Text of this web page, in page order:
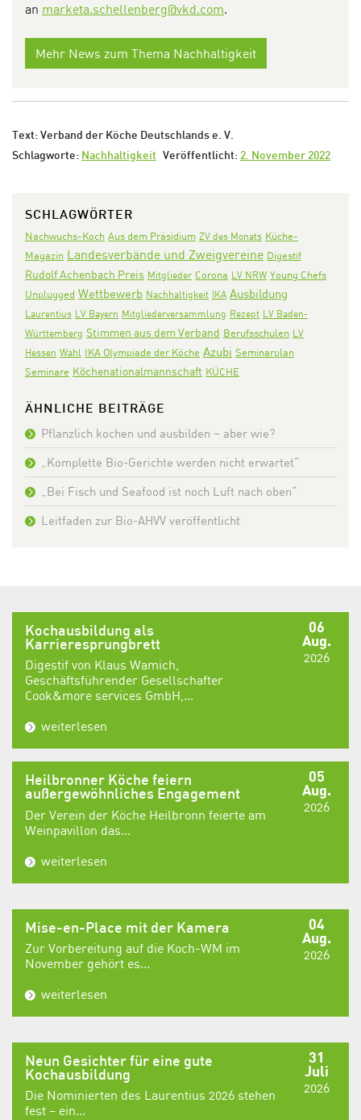
an marketa.schellenberg@vkd.com.
Mehr News zum Thema Nachhaltigkeit
Text: Verband der Köche Deutschlands e. V.
Schlagworte: Nachhaltigkeit Veröffentlicht: 2. November 2022
SCHLAGWÖRTER
Nachwuchs-Koch Aus dem Präsidium ZV des Monats Küche-
Magazin Landesverbände und Zweigvereine Digestif
Rudolf Achenbach Preis Mitglieder Corona LV NRW Young Chefs
Unplugged Wettbewerb Nachhaltigkeit IKA Ausbildung
Laurentius LV Bayern Mitgliederversammlung Rezept LV Baden-
Württemberg Stimmen aus dem Verband Berufsschulen LV
Hessen Wahl IKA Olympiade der Köche Azubi Seminarplan
Seminare Köchenationalmannschaft KÜCHE
ÄHNLICHE BEITRÄGE
Pflanzlich kochen und ausbilden – aber wie?
„Komplette Bio-Gerichte werden nicht erwartet“
„Bei Fisch und Seafood ist noch Luft nach oben“
Leitfaden zur Bio-AHVV veröffentlicht
06
Aug.
2026
Kochausbildung als
Karrieresprungbrett
Digestif von Klaus Wamich,
Geschäftsführender Gesellschafter
Cook&more services GmbH,...
weiterlesen
05
Aug.
2026
Heilbronner Köche feiern
außergewöhnliches Engagement
Der Verein der Köche Heilbronn feierte am
Weinpavillon das...
weiterlesen
04
Aug.
2026
Mise-en-Place mit der Kamera
Zur Vorbereitung auf die Koch-WM im
November gehört es...
weiterlesen
31
Juli
2026
Neun Gesichter für eine gute
Kochausbildung
Die Nominierten des Laurentius 2026 stehen
fest – ein...